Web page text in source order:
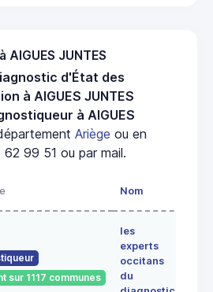
AIGUES JUNTES
d'État des
à AIGUES JUNTES
à AIGUES
Ariège ou en
99 51 ou par mail.
Nom
sur 1117 communes
les
experts
occitans
du